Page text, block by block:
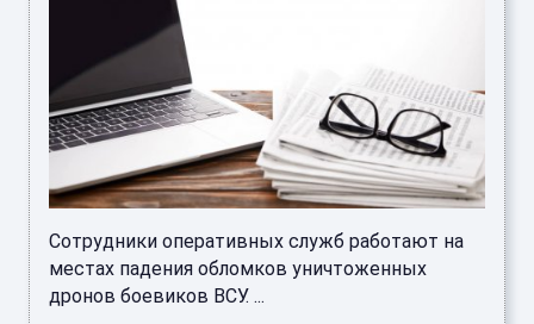
Сотрудники оперативных служб работают на
местах падения обломков уничтоженных
дронов боевиков ВСУ. ...